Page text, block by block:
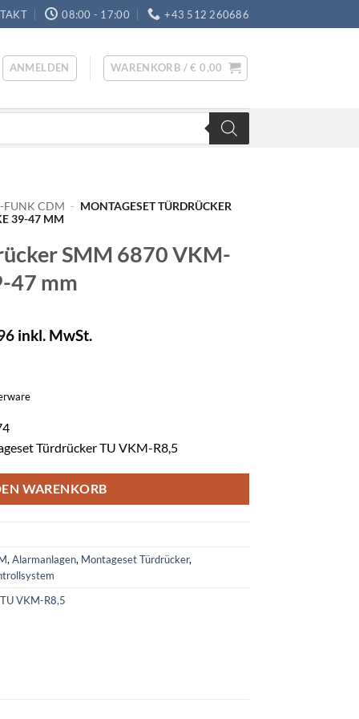
08:00 - 17:00 +43 512 260686
ANMELDEN WARENKORB /€ 0,00
FUNK CDM - MONTAGESET TÜRDRÜCKER
39-47 MM
SMM 6870 VKM-
47 mm
inkl. MwSt.
Türdrücker TU VKM-R8,5
WARENKORB
,Alarmanlagen, Montageset Türdrücker,
VKM-R8,5